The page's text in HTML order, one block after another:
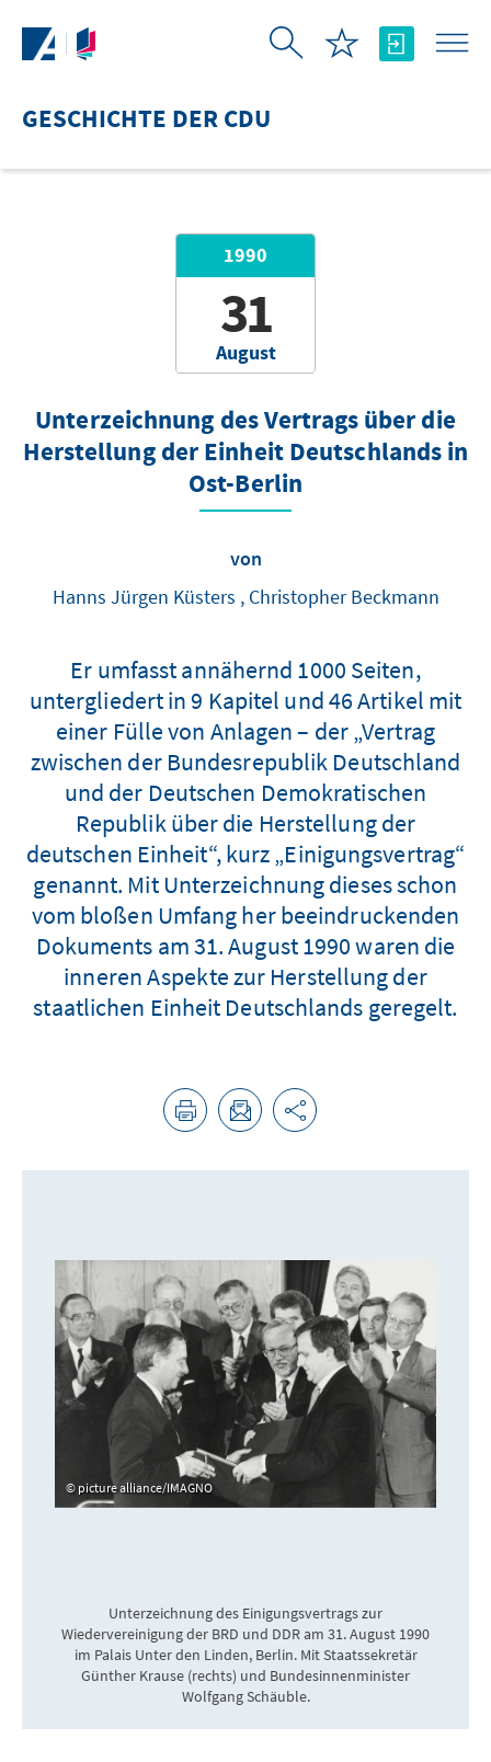
GESCHICHTE DER CDU
August
1990
31
Unterzeichnung des Vertrags über die
Herstellung der Einheit Deutschlands in
Ost-Berlin
von
Hanns Jürgen Küsters , Christopher Beckmann
Er umfasst annähernd 1000 Seiten,
untergliedert in 9 Kapitel und 46 Artikel mit
einer Fülle von Anlagen – der „Vertrag
zwischen der Bundesrepublik Deutschland
und der Deutschen Demokratischen
Republik über die Herstellung der
deutschen Einheit“, kurz „Einigungsvertrag“
genannt. Mit Unterzeichnung dieses schon
vom bloßen Umfang her beeindruckenden
Dokuments am 31. August 1990 waren die
inneren Aspekte zur Herstellung der
staatlichen Einheit Deutschlands geregelt.
picture alliance/IMAGNO
Unterzeichnung des Einigungsvertrags zur
Wiedervereinigung der BRD und DDR am 31. August 1990
im Palais Unter den Linden, Berlin. Mit Staatssekretär
Günther Krause (rechts) und Bundesinnenminister
Wolfgang Schäuble.